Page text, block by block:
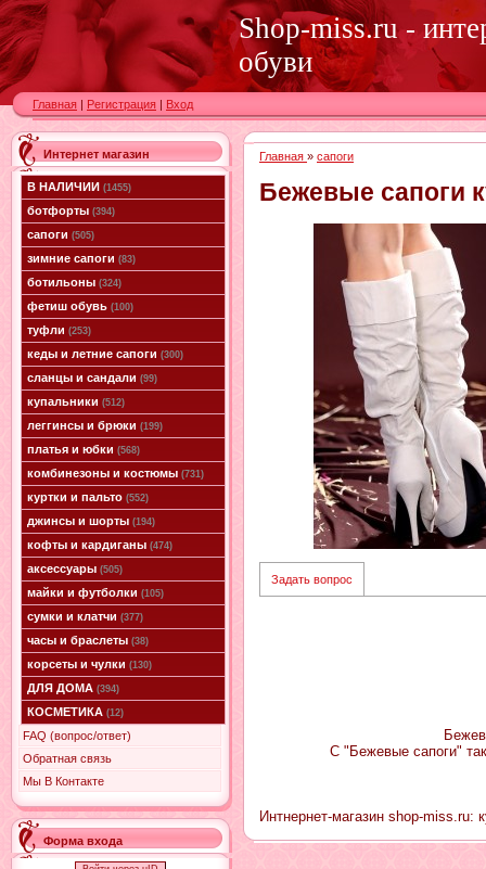
Shop-miss.ru -
обуви
Главная | Регистрация | Вход
Интернет магазин
В НАЛИЧИИ (1455)
ботфорты (394)
сапоги (505)
зимние сапоги (83)
ботильоны (324)
фетиш обувь (100)
туфли (253)
кеды и летние сапоги (300)
сланцы и сандали (99)
купальники (512)
леггинсы и брюки (199)
платья и юбки (568)
комбинезоны и костюмы (731)
куртки и пальто (552)
джинсы и шорты (194)
кофты и кардиганы (474)
аксессуары (505)
майки и футболки (105)
сумки и клатчи (377)
часы и браслеты (38)
корсеты и чулки (130)
ДЛЯ ДОМА (394)
КОСМЕТИКА (12)
FAQ (вопрос/ответ)
Обратная связь
Мы В Контакте
Форма входа
Главная » сапоги
Бежевые сапоги
Задать вопрос
С "Бежевые сапоги"
Интнернет-магазин shop-miss.ru: